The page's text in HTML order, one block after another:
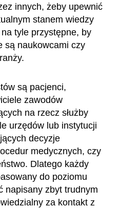
innych, żeby upewnić
stanem wiedzy
tyle przystępne, by
są naukowcami czy
są pacjenci,
zawodów
na rzecz służby
urzędów lub instytucji
decyzje
medycznych, czy
Dlatego każdy
do poziomu
napisany zbyt trudnym
za kontakt z